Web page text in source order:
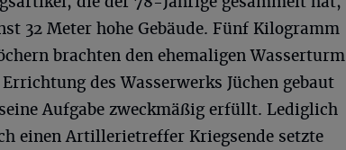
32 Meter hohe Gebäude. Fünf Kilogramm
brachten den ehemaligen Wasserturm
des Wasserwerks Jüchen gebaut
Aufgabe zweckmäßig erfüllt. Lediglich
einen Artillerietreffer Kriegsende setzte